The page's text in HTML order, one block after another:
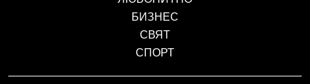
БИЗНЕС
СВЯТ
СПОРТ